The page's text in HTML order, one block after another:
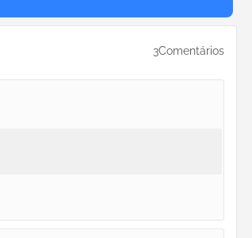
3Comentários